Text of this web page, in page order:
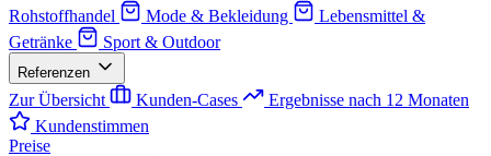
Rohstoffhandel
Mode & Bekleidung
Lebensmittel &
Getränke
Sport & Outdoor
Referenzen
Zur Übersicht Kunden-Cases
Ergebnisse nach 12 Monaten
Kundenstimmen
Preise